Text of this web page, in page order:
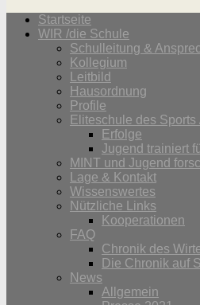
Startseite
WIR /die Schule
Schulleitung &
Kollegium
Leitbild
Hausordnung
Profile
Eliteschule des
Erfolge
Jugend trainiert
MINT und Jugend
Lage & Kontakt
Wissenswertes
Nützliche Links
Kooperationen
FAQ
Chronik des
Die Chronik auf
News
Allgemein